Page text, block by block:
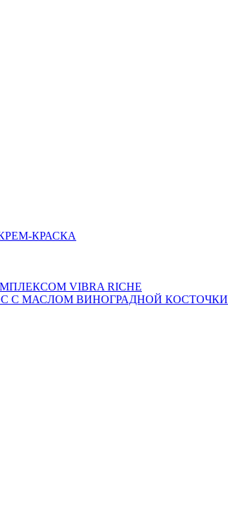
КРАСКА
VIBRA RICHE
С МАСЛОМ ВИНОГРАДНОЙ КОСТОЧКИ